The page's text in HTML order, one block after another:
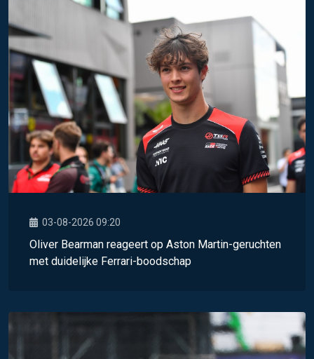
03-08-2026 09:20
Oliver Bearman reageert op Aston Martin-geruchten
met duidelijke Ferrari-boodschap